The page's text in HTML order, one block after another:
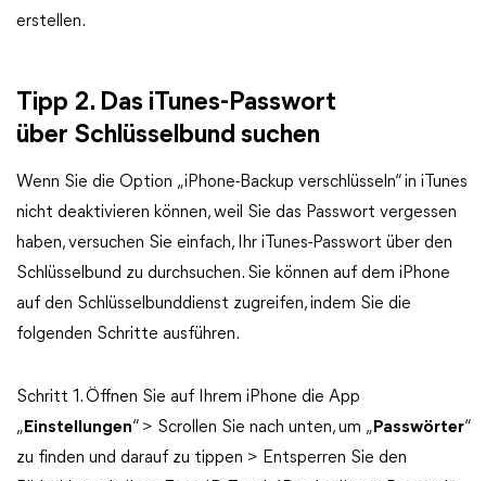
erstellen.
Tipp 2. Das iTunes-Passwort
über Schlüsselbund suchen
Wenn Sie die Option „iPhone-Backup verschlüsseln“ in iTunes
nicht deaktivieren können, weil Sie das Passwort vergessen
haben, versuchen Sie einfach, Ihr iTunes-Passwort über den
Schlüsselbund zu durchsuchen. Sie können auf dem iPhone
auf den Schlüsselbunddienst zugreifen, indem Sie die
folgenden Schritte ausführen.
Schritt 1. Öffnen Sie auf Ihrem iPhone die App
„ Einstellungen“ > Scrollen Sie nach unten, um „ Passwörter“
zu finden und darauf zu tippen > Entsperren Sie den